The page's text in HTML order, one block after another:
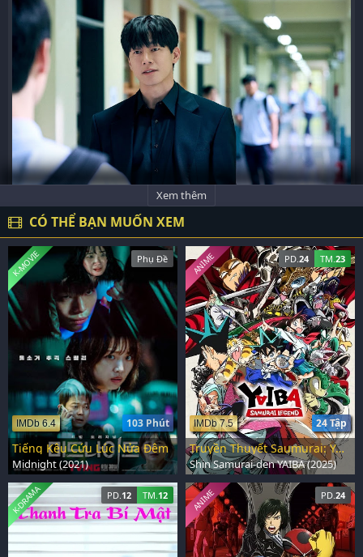
Xem thêm
CÓ THỂ BẠN MUỐN XEM
Phụ Đề
103 Phút
IMDb 6.4
K-MOVIE
Tiếng Kêu Cứu Lúc Nửa Đêm
Midnight (2021)
PD. 24 TM. 23
24 Tập
IMDb 7.5
ANIME
Truyền Thuyết Saumurai: YAIBA
Shin Samurai-den YAIBA (2025)
PD. 12 TM. 12
K-DRAMA PD. 24
ANIME